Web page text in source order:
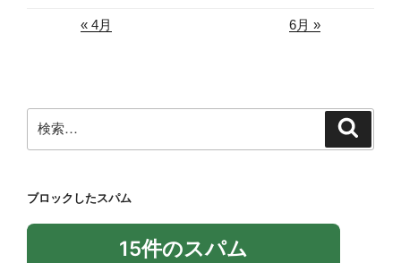
« 4月 6月 »
索:
ブロックしたスパム
15件のスパム